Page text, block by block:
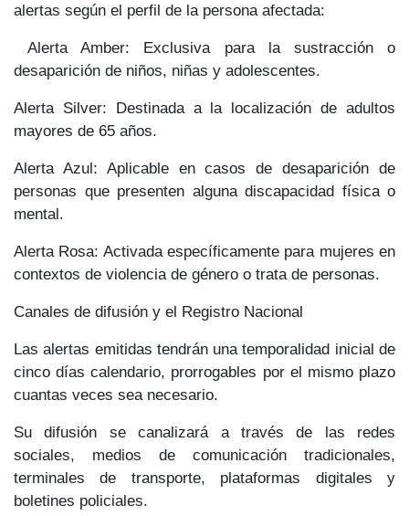
alertas según el perfil de la persona afectada:
Alerta Amber: Exclusiva para la sustracción o
desaparición de niños, niñas y adolescentes.
Alerta Silver: Destinada a la localización de adultos
mayores de 65 años.
Alerta Azul: Aplicable en casos de desaparición de
personas que presenten alguna discapacidad física o
mental.
Alerta Rosa: Activada específicamente para mujeres en
contextos de violencia de género o trata de personas.
Canales de difusión y el Registro Nacional
Las alertas emitidas tendrán una temporalidad inicial de
cinco días calendario, prorrogables por el mismo plazo
cuantas veces sea necesario.
Su difusión se canalizaráa través de las redes
sociales, medios de comunicación tradicionales,
terminales de transporte, plataformas digitales y
boletines policiales.